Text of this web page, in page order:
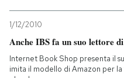
1/12/2010
Anche IBS fa un suo lettore
Internet Book Shop presenta il
imita il modello di Amazon per